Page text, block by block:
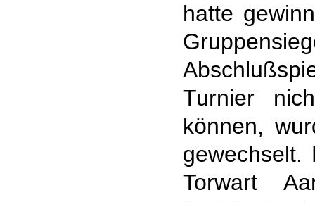
hatte
Turnier
können,
gewechselt.
Torwart